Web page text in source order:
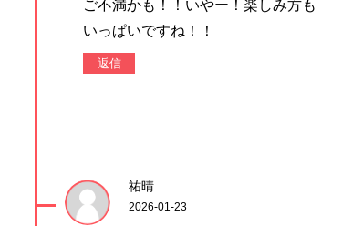
ご不満かも！！いやー！楽しみ方も
いっぱいですね！！
返信
祐晴
2026-01-23